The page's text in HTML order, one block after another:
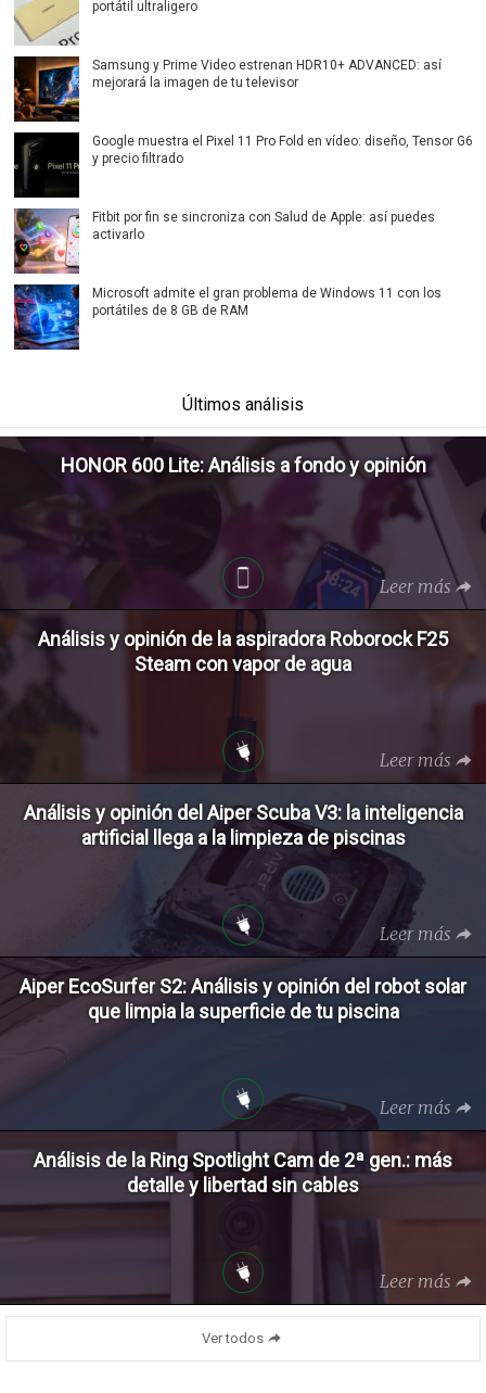
portátil ultraligero
Samsung y Prime Video estrenan HDR10+ ADVANCED: así
mejorará la imagen de tu televisor
Google muestra el Pixel 11 Pro Fold en vídeo: diseño, Tensor G6
y precio filtrado
Fitbit por fin se sincroniza con Salud de Apple: así puedes
activarlo
Microsoft admite el gran problema de Windows 11 con los
portátiles de 8 GB de RAM
Últimos análisis
HONOR 600 Lite: Análisis a fondo y opinión
Leer más
Análisis y opinión de la aspiradora Roborock F25
Steam con vapor de agua
Leer más
Análisis y opinión del Aiper Scuba V3: la inteligencia
artificial llega a la limpieza de piscinas
Leer más
Aiper EcoSurfer S2: Análisis y opinión del robot solar
que limpia la superficie de tu piscina
Leer más
Análisis de la Ring Spotlight Cam de 2ª gen.: más
detalle y libertad sin cables
Leer más
Ver todos